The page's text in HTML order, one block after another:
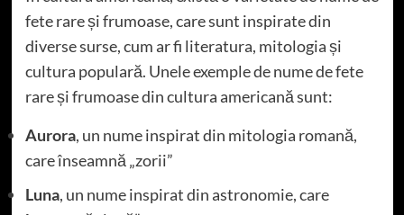
fete rare și frumoase, care sunt inspirate din
diverse surse, cum ar fi literatura, mitologia și
cultura populară. Unele exemple de nume de fete
rare și frumoase din cultura americană sunt:
Aurora, un nume inspirat din mitologia romană,
care înseamnă „zorii”
Luna, un nume inspirat din astronomie, care